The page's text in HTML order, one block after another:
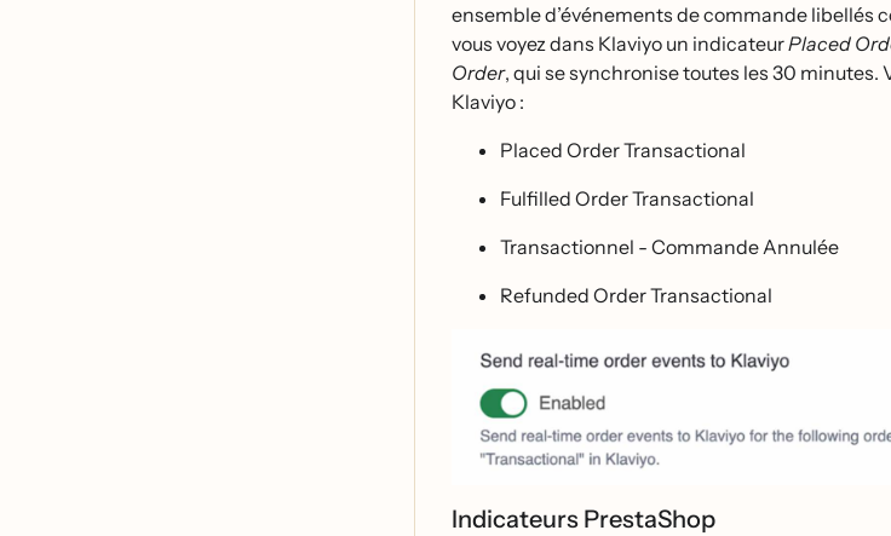
ensemble d’événements de commande libellés
vous voyez dans Klaviyo un indicateurPlaced
Order, qui se synchronise toutes les 30
Klaviyo :
Placed Order Transactional
Fulfilled Order Transactional
Transactionnel - Commande Annulée
Refunded Order Transactional
Indicateurs PrestaShop